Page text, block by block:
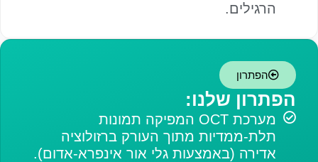
הרגילים.
הפתרון
הפתרון שלנו:
מערכת OCT המפיקה תמונות
תלת-ממדיות מתוך העורק ברזולוציה
אדירה (באמצעות גלי אור אינפרא-אדום).